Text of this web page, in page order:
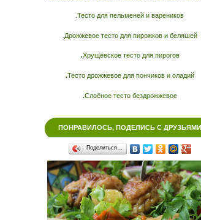
.Тесто для пельменей и вареников
.Дрожжевое тесто для пирожков и беляшей
.Хрущёвское тесто для пирогов
.Тесто дрожжевое для пончиков и оладий
.Слоёное тесто бездрожжевое
ПОНРАВИЛОСЬ, ПОДЕЛИСЬ С ДРУЗЬЯМИ
Поделиться…